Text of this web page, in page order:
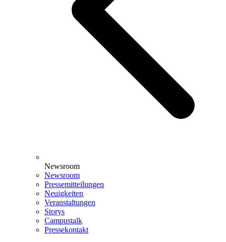
Newsroom
Newsroom
Pressemitteilungen
Neuigkeiten
Veranstaltungen
Storys
Campustalk
Pressekontakt